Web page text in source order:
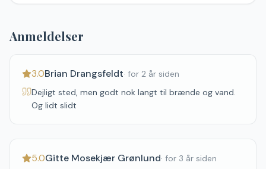
Anmeldelser
3.0Brian Drangsfeldt· for 2 år siden
Dejligt sted, men godt nok langt til brænde og vand.
Og lidt slidt
5.0Gitte Mosekjær Grønlund· for 3 år siden